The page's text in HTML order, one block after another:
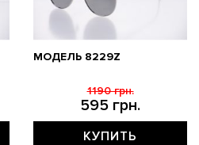
МОДЕЛЬ 8229Z
595 грн.
1190 грн.
КУПИТЬ